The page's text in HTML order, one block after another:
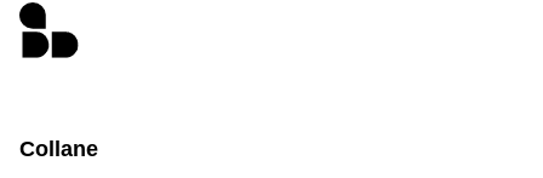
Collane